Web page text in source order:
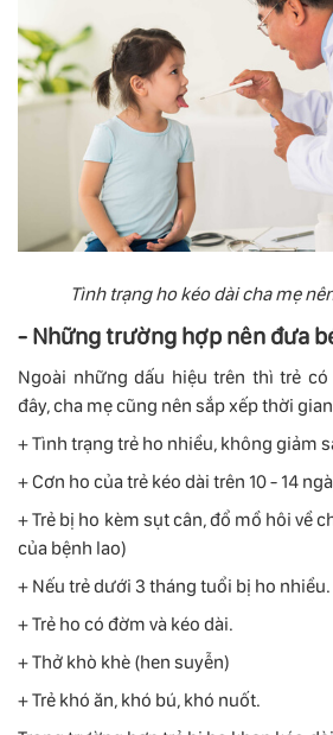
Tình trạng ho kéo dài cha mẹ
- Những trường hợp nên đưa
Ngoài những dấu hiệu trên thì trẻ
đây, cha mẹ cũng nên sắp xếp thời
+ Tình trạng trẻ ho nhiều, không giảm
+ Cơn ho của trẻ kéo dài trên 10 - 14
+ Trẻ bị ho kèm sụt cân, đổ mồ hôi về
của bệnh lao)
+ Nếu trẻ dưới 3 tháng tuổi bị ho nhiều.
+ Trẻ ho có đờm và kéo dài.
+ Thở khò khè (hen suyễn)
+ Trẻ khó ăn, khó bú, khó nuốt.